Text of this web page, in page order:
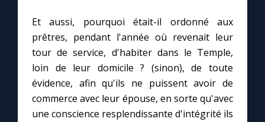
Et aussi, pourquoi était-il ordonné aux
prêtres, pendant l'année où revenait leur
tour de service, d'habiter dans le Temple,
loin de leur domicile ? (sinon), de toute
évidence, afin qu'ils ne puissent avoir de
commerce avec leur épouse, en sorte qu'avec
une conscience resplendissante d'intégrité ils